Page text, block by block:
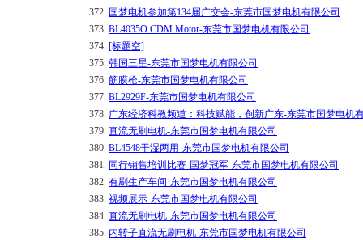
372. 国梦电机参加第134届广交会-东莞市国梦电机有限公司
373. BL4035O CDM Motor-东莞市国梦电机有限公司
374. [标题空]
375. 韩国三星-东莞市国梦电机有限公司
376. 筋膜枪-东莞市国梦电机有限公司
377. BL2929F-东莞市国梦电机有限公司
378. 广东经济科教频道：科技赋能，创新广东-东莞市国梦电机
379. 直流无刷电机-东莞市国梦电机有限公司
380. BL4548干湿两用-东莞市国梦电机有限公司
381. 同行销售培训比赛-国梦冠军-东莞市国梦电机有限公司
382. 有刷生产车间-东莞市国梦电机有限公司
383. 视频展示-东莞市国梦电机有限公司
384. 直流无刷电机-东莞市国梦电机有限公司
385. 内转子直流无刷电机-东莞市国梦电机有限公司